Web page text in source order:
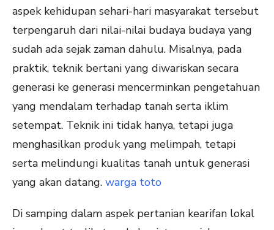
aspek kehidupan sehari-hari masyarakat tersebut
terpengaruh dari nilai-nilai budaya budaya yang
sudah ada sejak zaman dahulu. Misalnya, pada
praktik, teknik bertani yang diwariskan secara
generasi ke generasi mencerminkan pengetahuan
yang mendalam terhadap tanah serta iklim
setempat. Teknik ini tidak hanya, tetapi juga
menghasilkan produk yang melimpah, tetapi
serta melindungi kualitas tanah untuk generasi
yang akan datang. warga toto
Di samping dalam aspek pertanian kearifan lokal